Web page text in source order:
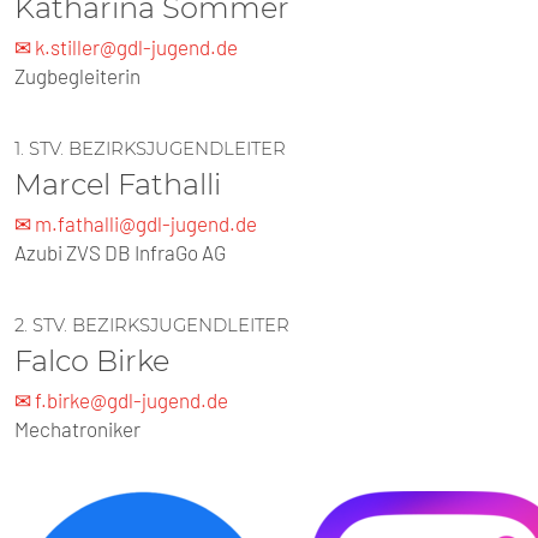
Katharina Sommer
✉ k.stiller@gdl-jugend.de
Zugbegleiterin
1. STV. BEZIRKSJUGENDLEITER
Marcel Fathalli
✉ m.fathalli@gdl-jugend.de
Azubi ZVS DB InfraGo AG
2. STV. BEZIRKSJUGENDLEITER
Falco Birke
✉ f.birke@gdl-jugend.de
Mechatroniker